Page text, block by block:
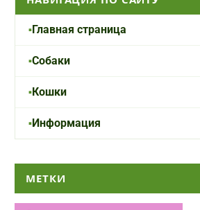
Главная страница
Собаки
Кошки
Информация
МЕТКИ